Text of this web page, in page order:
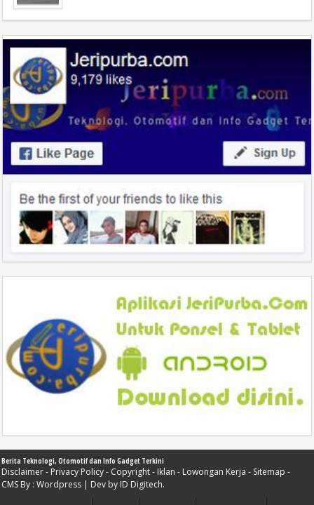
Berita Teknologi, Otomotif dan Info Gadget Terkini
Disclaimer- Privacy Policy- Copyright- Iklan - Lowongan Kerja - Sitemap -
CMS By : Wordpress | Dev by ID Digitech.